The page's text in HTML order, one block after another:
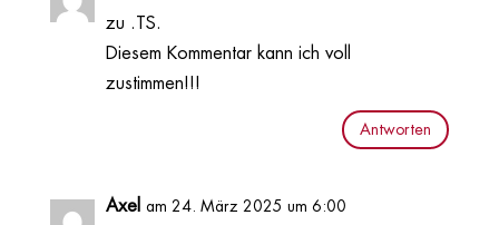
zu .TS.
Diesem Kommentar kann ich voll
zustimmen!!!
Antworten
Axel am 24. März 2025 um 6:00